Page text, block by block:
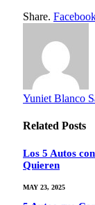
Share.
Yuniet Blanco
Related Posts
Los 5 Autos
Quieren
MAY 23, 2025